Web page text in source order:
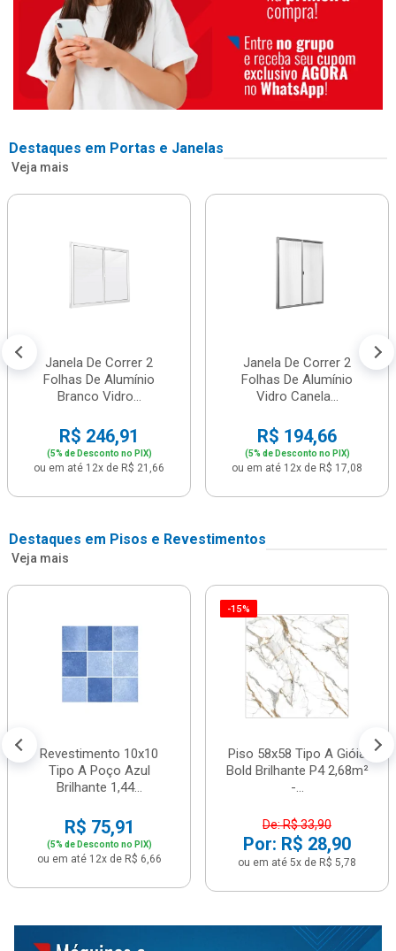
Destaques em Portas e Janelas
Veja mais
Janela De Correr 2
Folhas De Alumínio
Branco Vidro...
R$ 246,91
(5% de Desconto no PIX)
ou em até 12x de R$ 21,66
Janela De Correr 2
Folhas De Alumínio
Vidro Canela...
R$ 194,66
(5% de Desconto no PIX)
ou em até 12x de R$ 17,08
Destaques em Pisos e Revestimentos
Veja mais
Revestimento 10x10
Tipo A Poço Azul
Brilhante 1,44...
R$ 75,91
(5% de Desconto no PIX)
ou em até 12x de R$ 6,66
-15%
Piso 58x58 Tipo A Gióia
Bold Brilhante P4 2,68m²
-...
De: R$ 33,90
Por: R$ 28,90
ou em até 5x de R$ 5,78